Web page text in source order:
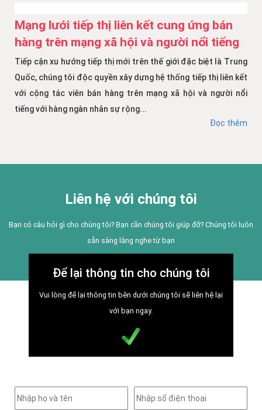
Mạng lưới tiếp thị liên kết cung ứng bán
hàng trên mạng xã hội và người nổi tiếng
Tiếp cận xu hướng tiếp thị mới trên thế giới đặc biệt là Trung
Quốc, chúng tôi độc quyền xây dựng hệ thống tiếp thị liên kết
với cộng tác viên bán hàng trên mạng xã hội và người nổi
tiếng với hàng ngàn nhân sự rộng...
Đọc thêm
Liên hệ với chúng tôi
Bạn có câu hỏi gì cho chúng tôi? Bạn cần chúng tôi giúp đỡ? Chúng tôi luôn
sẵn sàng lắng nghe từ bạn
Để lại thông tin cho chúng tôi
Vui lòng để lại thông tin bên dưới chúng tôi sẽ liên hệ lại
với bạn ngay.